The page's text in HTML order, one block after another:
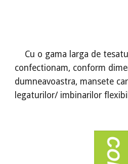
Cu o gama larga de
confectionam, conform
dumneavoastra, mansete
legaturilor/ imbinarilor